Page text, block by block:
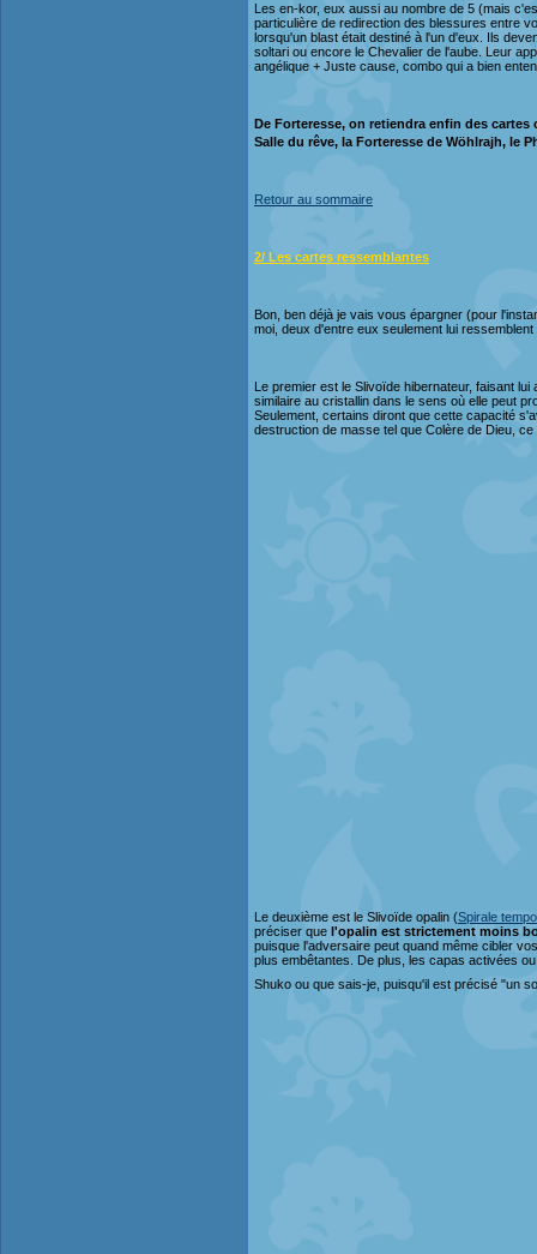
Les en-kor, eux aussi au nombre de 5 (mais
particulière de redirection des blessures entre
lorsqu'un blast était destiné à l'un d'eux. Ils
soltari ou encore le Chevalier de l'aube. Leur
angélique + Juste cause, combo qui a bien
De Forteresse, on retiendra enfin des
Salle du rêve, la Forteresse de Wöhlrajh, le
Retour au sommaire
2/ Les cartes ressemblantes
Bon, ben déjà je vais vous épargner (pour
moi, deux d'entre eux seulement lui ressemblent
Le premier est le Slivoïde hibernateur, faisant
similaire au cristallin dans le sens où elle peut
Seulement, certains diront que cette capacité
destruction de masse tel que Colère de Dieu,
Le deuxième est le Slivoïde opalin (Spirale
préciser que l'opalin est strictement moins
puisque l'adversaire peut quand même cibler
plus embêtantes. De plus, les capas activées
Shuko ou que sais-je, puisqu'il est précisé "un